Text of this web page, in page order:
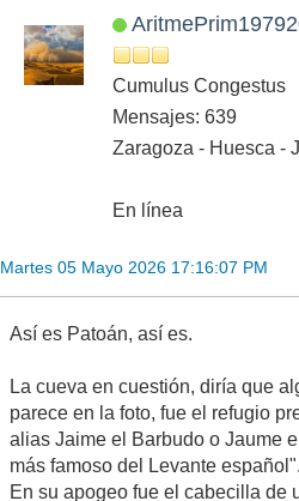
Cumulus Congestus
Mensajes: 639
Zaragoza - Huesca -
En línea
Martes 05 Mayo 2026 17:16:07 PM
Así es Patoán, así es.
La cueva en cuestión, diría que
parece en la foto, fue el refugio
alias Jaime el Barbudo o Jaume
más famoso del Levante español".
En su apogeo fue el cabecilla de